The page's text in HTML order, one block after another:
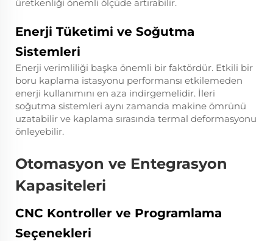
üretkenliği önemli ölçüde artırabilir.
Enerji Tüketimi ve Soğutma
Sistemleri
Enerji verimliliği başka önemli bir faktördür. Etkili bir
boru kaplama istasyonu performansı etkilemeden
enerji kullanımını en aza indirgemelidir. İleri
soğutma sistemleri aynı zamanda makine ömrünü
uzatabilir ve kaplama sırasında termal deformasyonu
önleyebilir.
Otomasyon ve Entegrasyon
Kapasiteleri
CNC Kontroller ve Programlama
Seçenekleri